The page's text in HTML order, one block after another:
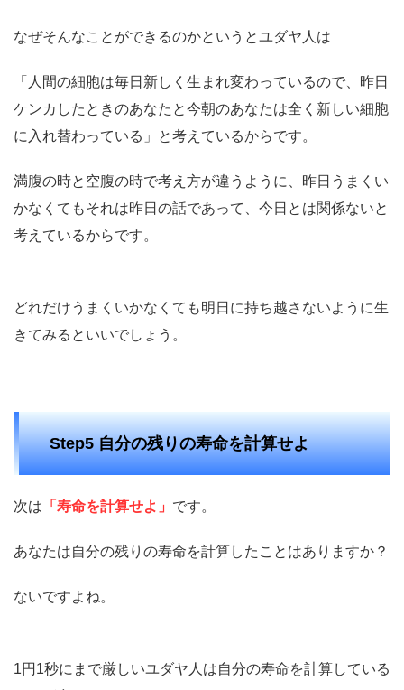
なぜそんなことができるのかというとユダヤ人は
「人間の細胞は毎日新しく生まれ変わっているので、昨日
ケンカしたときのあなたと今朝のあなたは全く新しい細胞
に入れ替わっている」と考えているからです。
満腹の時と空腹の時で考え方が違うように、昨日うまくい
かなくてもそれは昨日の話であって、今日とは関係ないと
考えているからです。
どれだけうまくいかなくても明日に持ち越さないように生
きてみるといいでしょう。
Step5 自分の残りの寿命を計算せよ
次は 「寿命を計算せよ」 です。
あなたは自分の残りの寿命を計算したことはありますか？
ないですよね。
1円1秒にまで厳しいユダヤ人は自分の寿命を計算している